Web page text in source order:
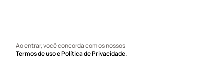
Ao entrar, você concorda com os nossos
Termos de uso e Política de Privacidade.